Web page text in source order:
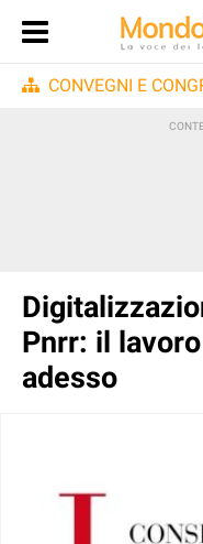
CONVEGNI E
Pnrr: il
adesso